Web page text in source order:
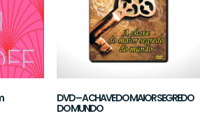
DVD – A CHAVE DO MAIOR SEGREDO
DO MUNDO